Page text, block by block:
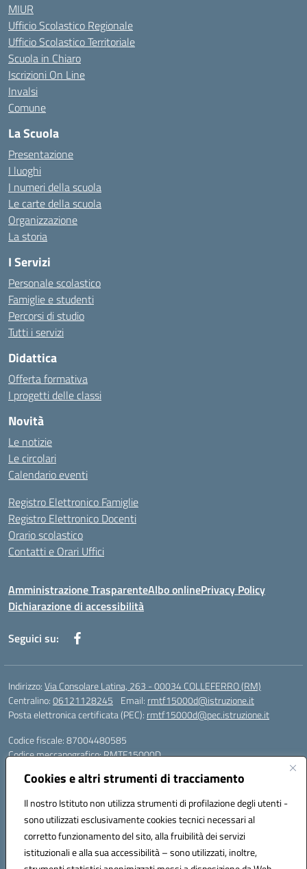
Cookies e altri strumenti di tracciamento
Il nostro Istituto non utilizza strumenti di profilazione degli utenti -
sono utilizzati esclusivamente cookies tecnici necessari al
corretto funzionamento del sito, alla fruibilità dei servizi
istituzionali e alla sua accessibilità – sono utilizzati, inoltre,
MIUR
Ufficio Scolastico Regionale
Ufficio Scolastico Territoriale
Scuola in Chiaro
Iscrizioni On Line
Invalsi
Comune
La Scuola
Presentazione
I luoghi
I numeri della scuola
Le carte della scuola
Organizzazione
La storia
I Servizi
Personale scolastico
Famiglie e studenti
Percorsi di studio
Tutti i servizi
Didattica
Offerta formativa
I progetti delle classi
Novità
Le notizie
Le circolari
Calendario eventi
Registro Elettronico Famiglie
Registro Elettronico Docenti
Orario scolastico
Contatti e Orari Uffici
Amministrazione TrasparenteAlbo onlinePrivacy Policy
Dichiarazione di accessibilità
Seguici su:
Indirizzo:Via Consolare Latina, 263 - 00034 COLLEFERRO (RM)
Centralino:06121128245 Email: rmtf15000d@istruzione.it
Posta elettronica certificata (PEC): rmtf15000d@pec.istruzione.it
Codice fiscale: 87004480585
Codice meccanografico:RMTF15000D
Dirigente scolastico: daniela.michelangeli@itiscannizzarocolleferro.it
Orientamento: orientamento@itiscannizzarocolleferro.it
Supporto piattaforme DDI (creazione account e rigenerazione credenziali)
Google Workspace (Classroom) :
supporto_gsuite@itiscannizzarocolleferro.it